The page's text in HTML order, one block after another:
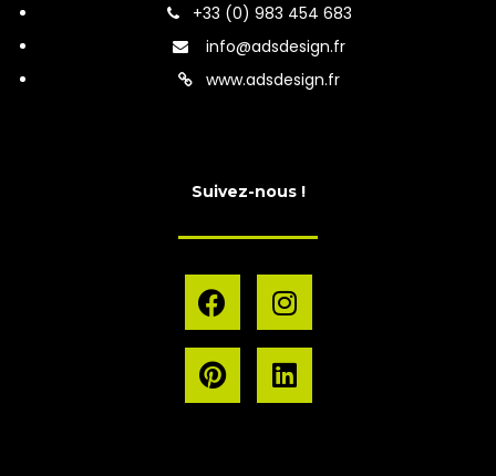
+33 (0) 983 454 683
info@adsdesign.fr
www.adsdesign.fr
Suivez-nous !